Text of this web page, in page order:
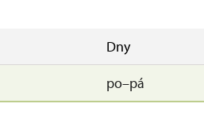
Dny
po–pá